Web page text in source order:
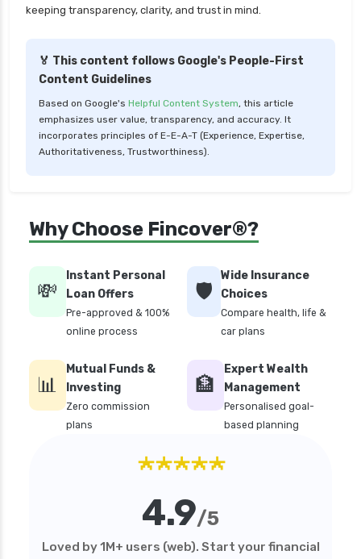
keeping transparency, clarity, and trust in mind.
🏅 This content follows Google's People-First
Content Guidelines
Based on Google's Helpful Content System, this article
emphasizes user value, transparency, and accuracy. It
incorporates principles of E-E-A-T (Experience, Expertise,
Authoritativeness, Trustworthiness).
Why Choose Fincover®?
💸
Instant Personal
Loan Offers
Pre-approved & 100%
online process
🛡️
Wide Insurance
Choices
Compare health, life &
car plans
📊
Mutual Funds &
Investing
Zero commission
plans
🏦
Expert Wealth
Management
Personalised goal-
based planning
★★★★★
4.9/5
Loved by 1M+ users (web). Start your financial